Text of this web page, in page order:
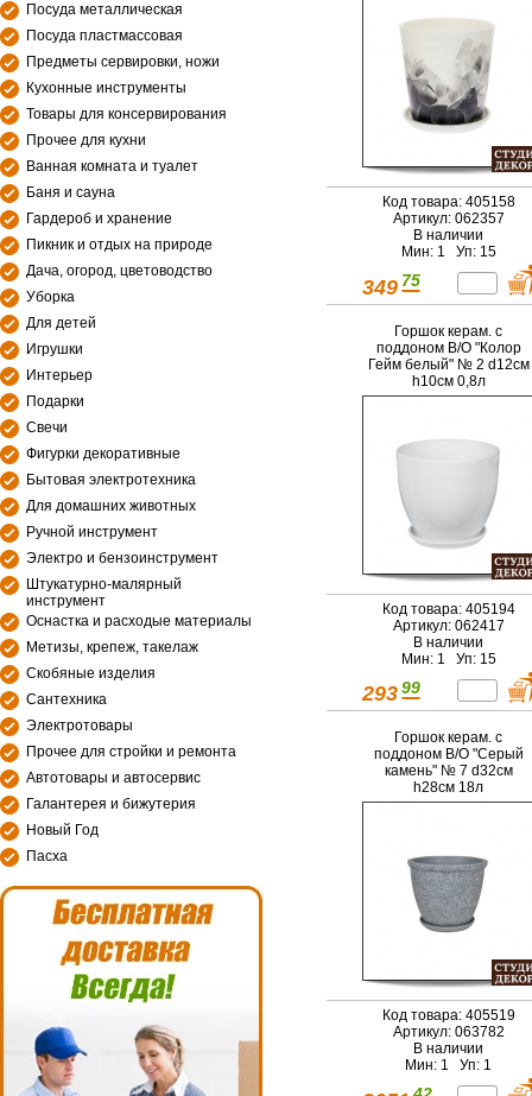
Посуда металлическая
Посуда пластмассовая
Предметы сервировки, ножи
Кухонные инструменты
Товары для консервирования
Прочее для кухни
Ванная комната и туалет
Баня и сауна
Гардероб и хранение
Пикник и отдых на природе
Дача, огород, цветоводство
Уборка
Для детей
Игрушки
Интерьер
Подарки
Свечи
Фигурки декоративные
Бытовая электротехника
Для домашних животных
Ручной инструмент
Электро и бензоинструмент
Штукатурно-малярный
инструмент
Оснастка и расходые материалы
Метизы, крепеж, такелаж
Скобяные изделия
Сантехника
Электротовары
Прочее для стройки и ремонта
Автотовары и автосервис
Галантерея и бижутерия
Новый Год
Пасха
Код товара: 405158
Артикул: 062357
В наличии
Мин: 1 Уп: 15
349 75
Горшок керам. с
поддоном В/О "Колор
Гейм белый" № 2 d12см
h10см 0,8л
Код товара: 405194
Артикул: 062417
В наличии
Мин: 1 Уп: 15
293 99
Горшок керам. с
поддоном В/О "Серый
камень" № 7 d32см
h28см 18л
Код товара: 405519
Артикул: 063782
В наличии
Мин: 1 Уп: 1